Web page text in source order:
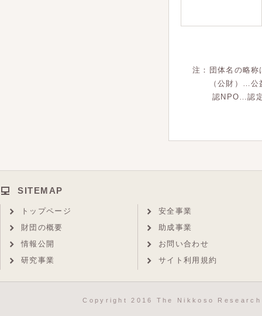
注：団体名の略
（公財）…公
認NPO…認定
SITEMAP
トップページ
財団の概要
情報公開
研究事業
安全事業
助成事業
お問い合わせ
サイト利用規約
Copyright 2016 The Nikkoso